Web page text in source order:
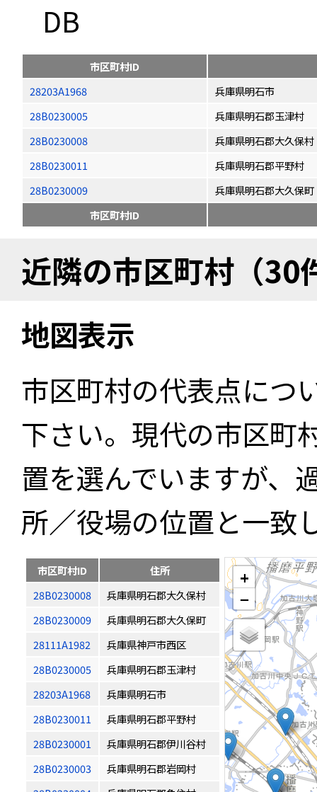
DB
市区町村ID
28203A1968
兵庫県明石市
28B0230005
兵庫県明石郡玉津村
28B0230008
兵庫県明石郡大久保村
28B0230011
兵庫県明石郡平野村
28B0230009
兵庫県明石郡大久保町
市区町村ID
近隣の市区町村（30
地図表示
市区町村の代表点につ
下さい。現代の市区町
置を選んでいますが、
所／役場の位置と一致
市区町村ID
住所
28B0230008
兵庫県明石郡大久保村
28B0230009
兵庫県明石郡大久保町
28111A1982
兵庫県神戸市西区
28B0230005
兵庫県明石郡玉津村
28203A1968
兵庫県明石市
28B0230011
兵庫県明石郡平野村
28B0230001
兵庫県明石郡伊川谷村
28B0230003
兵庫県明石郡岩岡村
+
−